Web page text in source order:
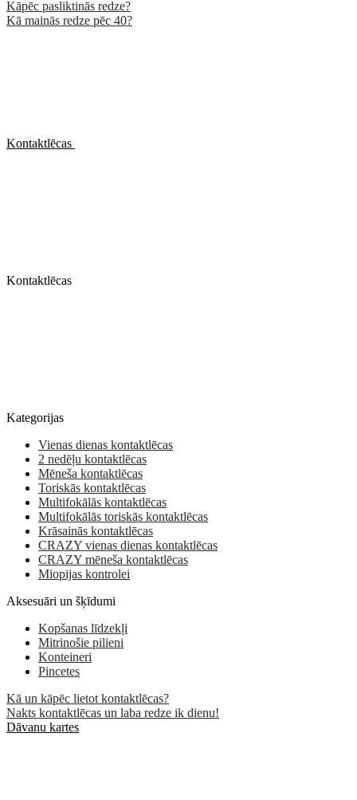
Kāpēc pasliktinās redze?
Kā mainās redze pēc 40?
Kontaktlēcas
Kontaktlēcas
Kategorijas
Vienas dienas kontaktlēcas
2 nedēļu kontaktlēcas
Mēneša kontaktlēcas
Toriskās kontaktlēcas
Multifokālās kontaktlēcas
Multifokālās toriskās kontaktlēcas
Krāsainās kontaktlēcas
CRAZY vienas dienas kontaktlēcas
CRAZY mēneša kontaktlēcas
Miopijas kontrolei
Aksesuāri un šķīdumi
Kopšanas līdzekļi
Mitrinošie pilieni
Konteineri
Pincetes
Kā un kāpēc lietot kontaktlēcas?
Nakts kontaktlēcas un laba redze ik dienu!
Dāvanu kartes